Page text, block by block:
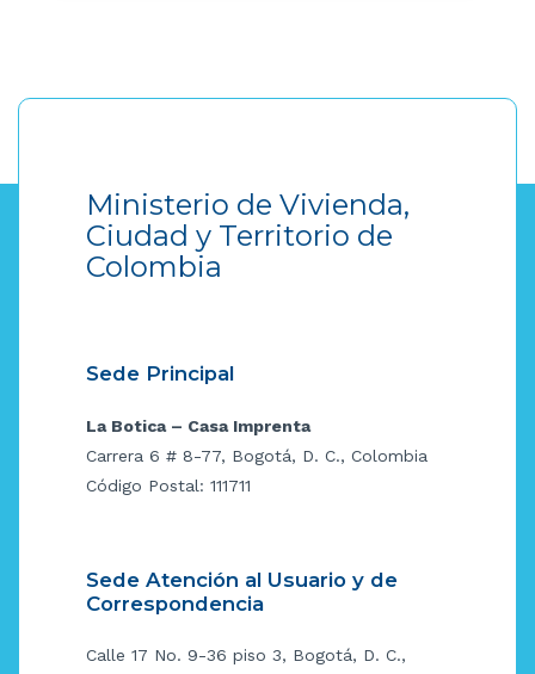
Ministerio de Vivienda,
Ciudad y Territorio de
Colombia
Sede Principal
La Botica – Casa Imprenta
Carrera 6 # 8-77, Bogotá, D. C., Colombia
Código Postal: 111711
Sede Atención al Usuario y de
Correspondencia
Calle 17 No. 9-36 piso 3, Bogotá, D. C.,